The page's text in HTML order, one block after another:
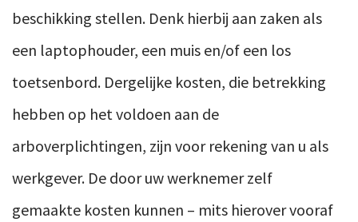
beschikking stellen. Denk hierbij aan zaken als
een laptophouder, een muis en/of een los
toetsenbord. Dergelijke kosten, die betrekking
hebben op het voldoen aan de
arboverplichtingen, zijn voor rekening van u als
werkgever. De door uw werknemer zelf
gemaakte kosten kunnen – mits hierover vooraf